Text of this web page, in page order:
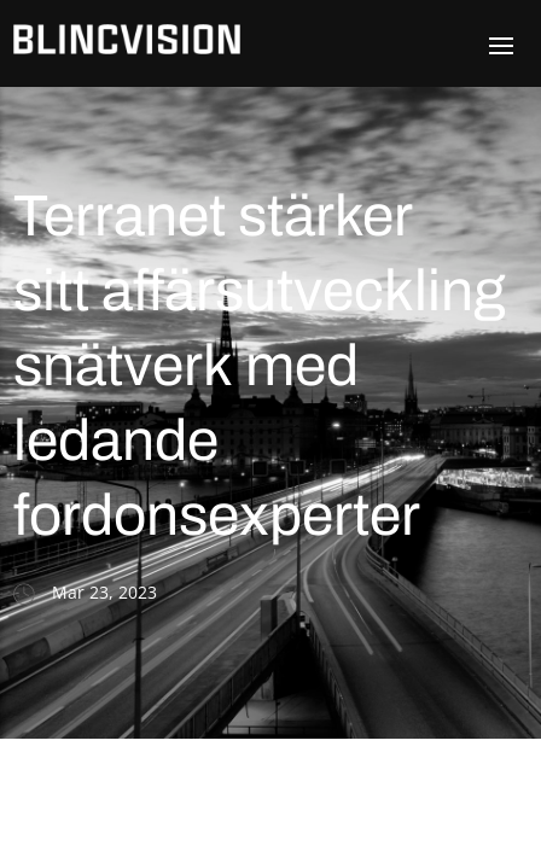
Terranet stärker
sitt affärsutveckling
snätverk med
ledande
fordonsexperter
Mar 23, 2023